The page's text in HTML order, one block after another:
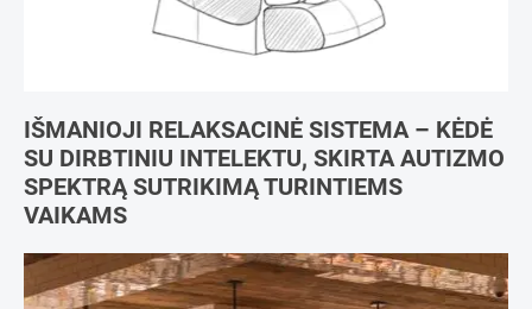
IŠMANIOJI RELAKSACINĖ SISTEMA – KĖDĖ
SU DIRBTINIU INTELEKTU, SKIRTA AUTIZMO
SPEKTRĄ SUTRIKIMĄ TURINTIEMS
VAIKAMS